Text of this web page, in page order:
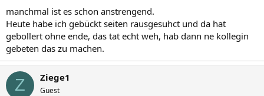
manchmal ist es schon anstrengend.
Heute habe ich gebückt seiten rausgesuhct und da hat
gebollert ohne ende, das tat echt weh, hab dann ne kollegin
gebeten das zu machen.
Z Ziege1
Guest